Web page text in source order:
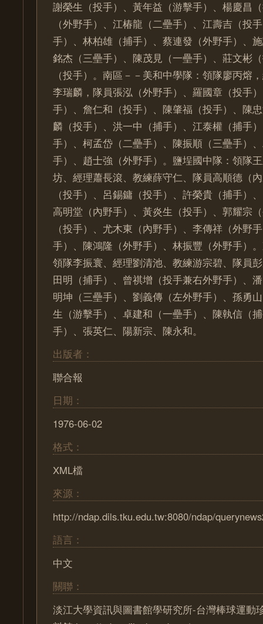
謝榮生（投手）、黃年益（游擊手）、楊慶昌
（外野手）、江椿龍（二壘手）、江壽吉（投
手）、林柏雄（捕手）、蔡連發（外野手）、
銘杰（三壘手）、陳茂見（一壘手）、莊文彬
（投手）。南區－－美和中學隊：領隊廖丙熔
李瑞麟，隊員張泓（外野手）、羅國章（投手
手）、詹仁和（投手）、陳肇福（投手）、陳
麟（投手）、洪一中（捕手）、江泰權（捕手
手）、柯孟岱（二壘手）、陳振順（三壘手）
手）、趙士強（外野手）。鹽埕國中隊：領隊
坊、經理蕭長滾、教練薛守仁、隊員高順德（
（投手）、呂錫鏞（投手）、許榮貴（捕手）
高明堂（內野手）、黃炎生（投手）、郭耀宗
（投手）、尤木東（內野手）、李傳祥（外野
手）、陳鴻隆（外野手）、林振豐（外野手）
領隊李振寰、經理劉清池、教練游宗碧、隊員
田明（捕手）、曾祺增（投手兼右外野手）、
明坤（三壘手）、劉義傳（左外野手）、孫勇
生（游擊手）、卓建和（一壘手）、陳執信（
手）、張英仁、陽新宗、陳永和。
出版者：
聯合報
日期：
1976-06-02
格式：
XML檔
來源：
http://ndap.dils.tku.edu.tw:8080/ndap/
語言：
中文
關聯：
淡江大學資訊與圖書館學研究所-台灣棒球運動